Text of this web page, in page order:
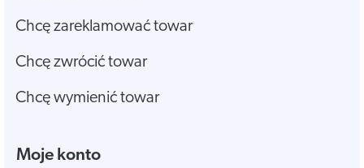
Chcę zareklamować towar
Chcę zwrócić towar
Chcę wymienić towar
Moje konto